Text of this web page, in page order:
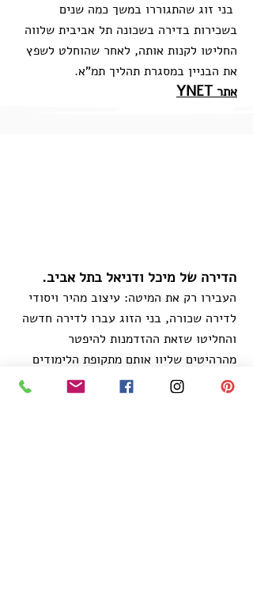
הדירה של מיכל ודניאל בתל אביב.
העבירו רק את המיטה: עיצוב מהיר ויסודי
לדירה שכורה, בני הזוג עברו לדירה חדשה
והחליטו שזאת ההזדמנות להיפטר
מהרהיטים שליוו אותם מתקופת הלימודים
וליצור בית מעוצב ונוח. כל התהליך נמשך
בני זוג שהתגוררו במשך כמה שנים
בשכירות בדירה בשכונה תל אביבית שלווה
החליטו לקנות אותה, לאחר שהוחלט לשפץ
את הבניין במסגרת תהליך תמ"א.
אתר YNET